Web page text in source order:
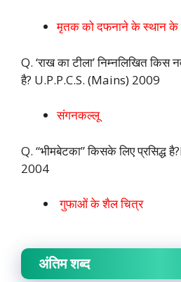
मृतक को दफनाने के स्थान
Q. ‘राख का टीला’ निम्नलिखित किस
है? U.P.P.C.S. (Mains) 2009
संगनकल्लू
Q. “भीमबेटका” किसके लिए प्रसिद्ध
2004
गुफाओं के शैल चित्र
अंतिम शब्द